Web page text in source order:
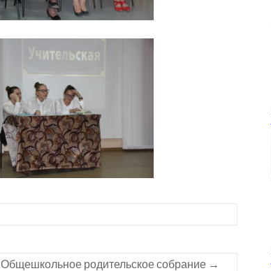
Общешкольное родительское собрание →